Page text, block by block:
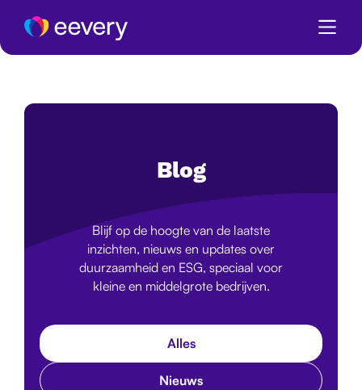
Blog
Blijf op de hoogte van de laatste
inzichten, nieuws en updates over
duurzaamheid en ESG, speciaal voor
kleine en middelgrote bedrijven.
Alles
Nieuws